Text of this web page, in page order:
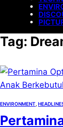
Tag:
ENVIRONMENT